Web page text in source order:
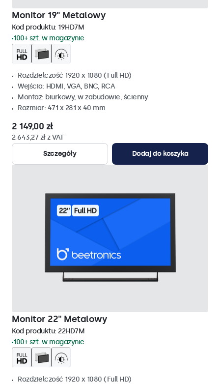
Monitor 19" Metalowy
Kod produktu: 19HD7M
100+ szt. w magazynie
Rozdzielczość 1920 x 1080 (Full HD)
Wejścia: HDMI, VGA, BNC, RCA
Montaż: biurkowy, w zabudowie, ścienny
Rozmiar: 471 x 281 x 40 mm
2 149,00 zł
2 643,27 zł z VAT
Szczegóły
Dodaj do koszyka
Monitor 22" Metalowy
Kod produktu: 22HD7M
100+ szt. w magazynie
Rozdzielczość 1920 x 1080 (Full HD)